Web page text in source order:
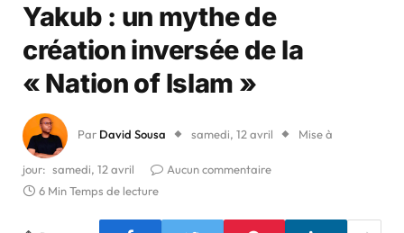
Yakub : un mythe de
création inversée de la
« Nation of Islam »
Par David Sousa samedi, 12 avril Mise à
jour: samedi, 12 avril
Aucun commentaire
6 Min Temps de lecture